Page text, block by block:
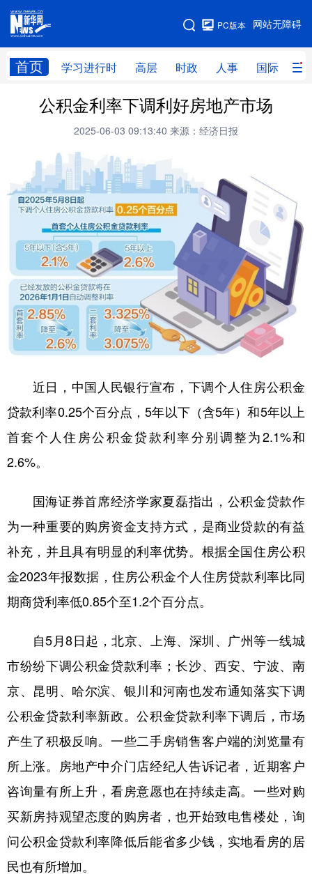
网站无障碍
PC版本
首页 学习进行时 高层 时政 人事 国际 财
网站地图
学习进行时 高层 时政 人事
财经 网评
台湾 思客智库
科技 科创 量子 体育
文化 书画 健康 军事
访谈 视频 图片
法律 中央文件 金融 汽车
食品 人居 信息化 数字经济
学术中国 乡村振兴 银龄 溯源中国
文化产业
地方频道
浙江 安徽 福建
四川 贵州 云南 西藏
陕西 甘肃 青海 宁夏
新疆 内蒙古 黑龙江
多语种频道
公积金利率下调利好房地产市场
2025-06-03 09:13:40 来源：经济日报
近日，中国人民银行宣布，下调个人住房公积金
贷款利率0.25个百分点，5年以下（含5年）和5年以上
首套个人住房公积金贷款利率分别调整为2.1%和
2.6%。
国海证券首席经济学家夏磊指出，公积金贷款作
为一种重要的购房资金支持方式，是商业贷款的有益
补充，并且具有明显的利率优势。根据全国住房公积
金2023年报数据，住房公积金个人住房贷款利率比同
期商贷利率低0.85个至1.2个百分点。
自5月8日起，北京、上海、深圳、广州等一线城
市纷纷下调公积金贷款利率；长沙、西安、宁波、南
京、昆明、哈尔滨、银川和河南也发布通知落实下调
公积金贷款利率新政。公积金贷款利率下调后，市场
产生了积极反响。一些二手房销售客户端的浏览量有
所上涨。房地产中介门店经纪人告诉记者，近期客户
咨询量有所上升，看房意愿也在持续走高。一些对购
买新房持观望态度的购房者，也开始致电售楼处，询
问公积金贷款利率降低后能省多少钱，实地看房的居
民也有所增加。